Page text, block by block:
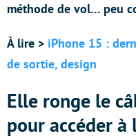
méthode de vol… peu
À lire > iPhone 15 :
de sortie, design
Elle ronge le
pour accéder à